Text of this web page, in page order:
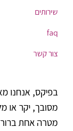
שירותים
faq
צור קשר
בפיקס, אנחנו
מסובך, יקר או
מטרה אחת